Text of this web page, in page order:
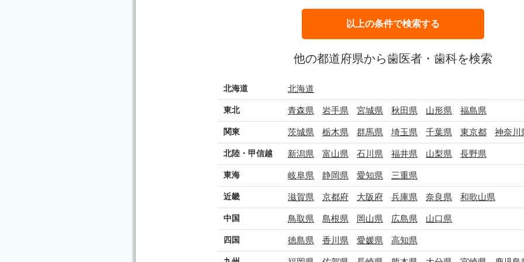
他の都道府県から歯医者・歯科を検索
北海道 北海道
東北 青森県 岩手県 宮城県 秋田県 山形県 福島県
関東 茨城県 栃木県 群馬県 埼玉県 千葉県 東京都 神奈川
北陸・甲信越 新潟県 富山県 石川県 福井県 山梨県 長野県
東海 岐阜県 静岡県 愛知県 三重県
近畿 滋賀県 京都府 大阪府 兵庫県 奈良県 和歌山県
中国 鳥取県 島根県 岡山県 広島県 山口県
四国 徳島県 香川県 愛媛県 高知県